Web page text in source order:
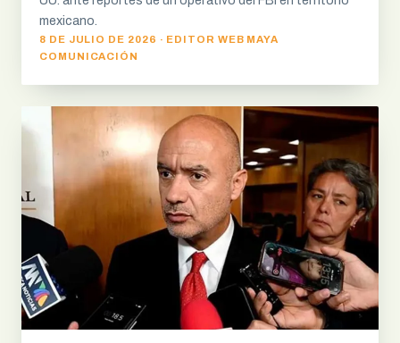
mexicano.
8 DE JULIO DE 2026 · EDITOR WEB MAYA
COMUNICACIÓN